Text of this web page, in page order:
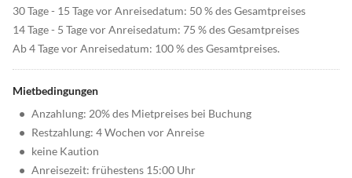
30 Tage - 15 Tage vor Anreisedatum: 50 % des Gesamtpreises
14 Tage - 5 Tage vor Anreisedatum: 75 % des Gesamtpreises
Ab 4 Tage vor Anreisedatum: 100 % des Gesamtpreises.
Mietbedingungen
• Anzahlung: 20% des Mietpreises bei Buchung
• Restzahlung: 4 Wochen vor Anreise
• keine Kaution
• Anreisezeit: frühestens 15:00 Uhr